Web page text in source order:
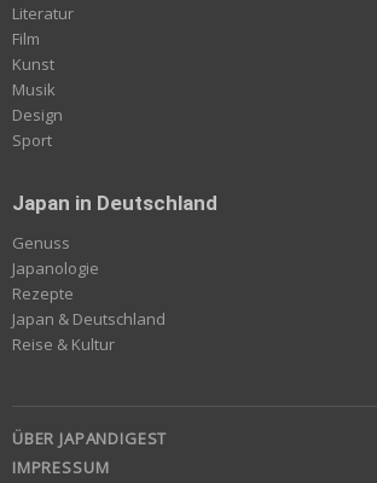
Literatur
Film
Kunst
Musik
Design
Sport
Japan in Deutschland
Genuss
Japanologie
Rezepte
Japan & Deutschland
Reise & Kultur
ÜBER JAPANDIGEST
IMPRESSUM